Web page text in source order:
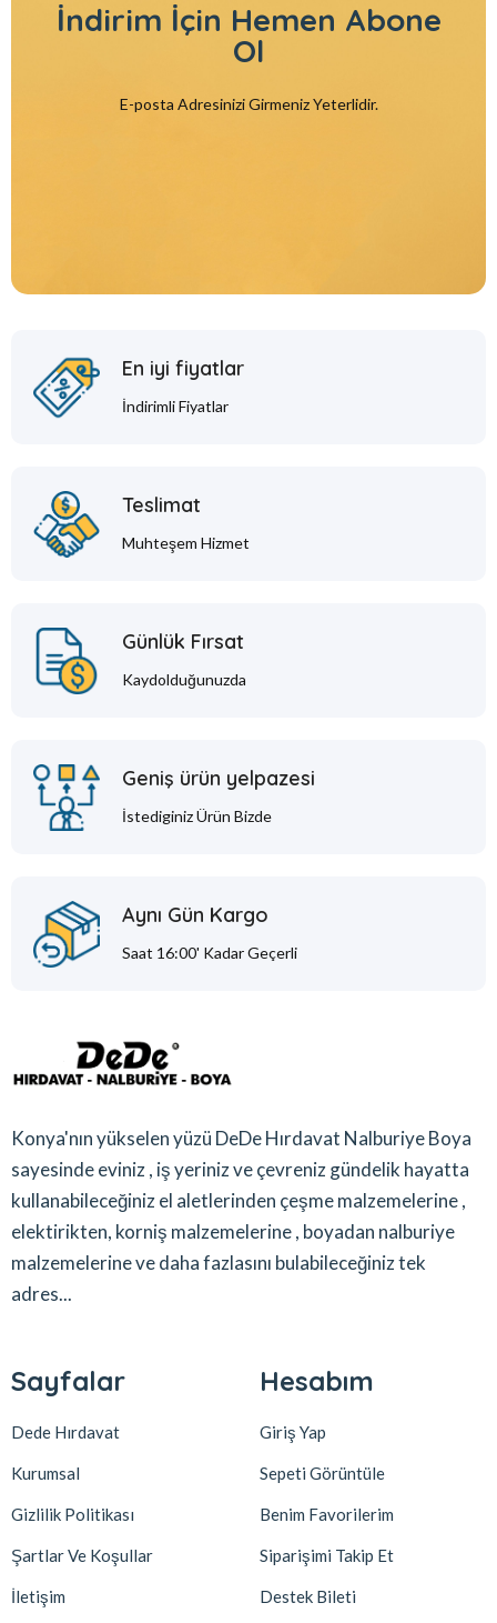
İndirim İçin Hemen Abone
Ol
E-posta Adresinizi Girmeniz Yeterlidir.
En iyi fiyatlar
İndirimli Fiyatlar
Teslimat
Muhteşem Hizmet
Günlük Fırsat
Kaydolduğunuzda
Geniş ürün yelpazesi
İstediginiz Ürün Bizde
Aynı Gün Kargo
Saat 16:00' Kadar Geçerli
Konya'nın yükselen yüzü DeDe Hırdavat Nalburiye Boya
sayesinde eviniz , iş yeriniz ve çevreniz gündelik hayatta
kullanabileceğiniz el aletlerinden çeşme malzemelerine ,
elektirikten, korniş malzemelerine , boyadan nalburiye
malzemelerine ve daha fazlasını bulabileceğiniz tek
adres...
Sayfalar
Dede Hırdavat
Kurumsal
Gizlilik Politikası
Şartlar Ve Koşullar
İletişim
Hesabım
Giriş Yap
Sepeti Görüntüle
Benim Favorilerim
Siparişimi Takip Et
Destek Bileti